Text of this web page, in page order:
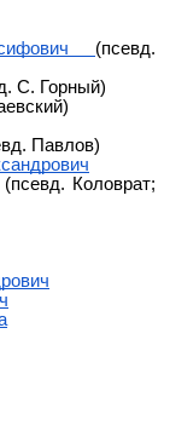
(псевд.
С. Горный)
Павлов)
(псевд. Коловрат;